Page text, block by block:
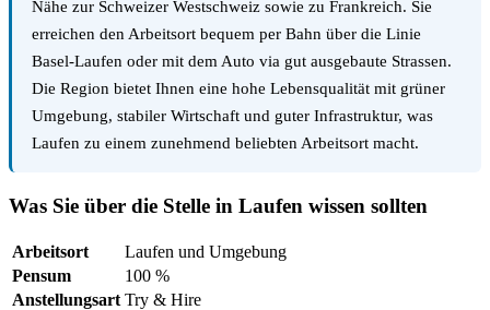
Nähe zur Schweizer Westschweiz sowie zu Frankreich. Sie
erreichen den Arbeitsort bequem per Bahn über die Linie
Basel-Laufen oder mit dem Auto via gut ausgebaute Strassen.
Die Region bietet Ihnen eine hohe Lebensqualität mit grüner
Umgebung, stabiler Wirtschaft und guter Infrastruktur, was
Laufen zu einem zunehmend beliebten Arbeitsort macht.
Was Sie über die Stelle in Laufen wissen sollten
Arbeitsort
Laufen und Umgebung
Pensum
100 %
Anstellungsart Try & Hire